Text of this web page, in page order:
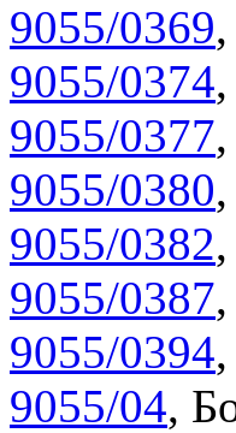
9055/0369,
9055/0374,
9055/0377,
9055/0380,
9055/0382,
9055/0387,
9055/0394,
9055/04,